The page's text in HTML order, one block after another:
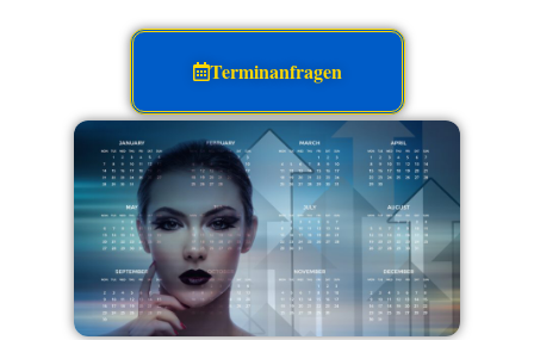
Terminanfragen